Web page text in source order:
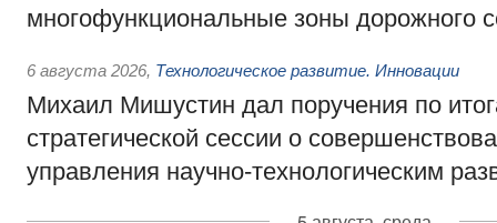
многофункциональные зоны дорожного
6 августа 2026, Технологическое развитие. Инновации
Михаил Мишустин дал поручения по
стратегической сессии о
управления научно-технологическим